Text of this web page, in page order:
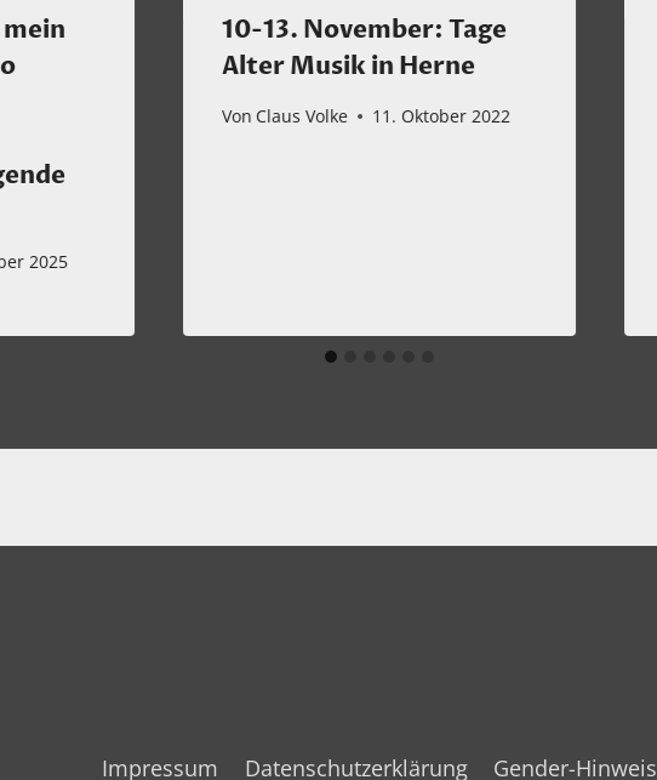
2025
10-13. November: Tage
Alter Musik in Herne
Von Claus Volke 11. Oktober 2022
Impressum Datenschutzerklärung Gender-Hinweis